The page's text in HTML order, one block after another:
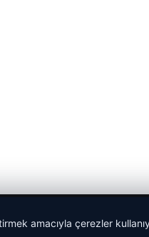
amacıyla çerezler